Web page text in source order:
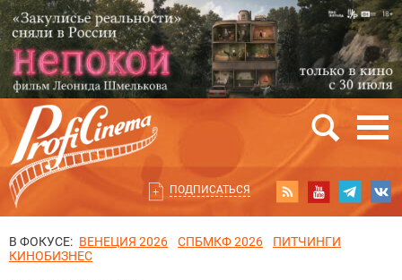
ПОДПИСАТЬСЯ
В ФОКУСЕ: ВЕНЕЦИЯ 2026 СПБМКФ 2026
ПИТЧИНГИ
КИНОБИЗНЕС